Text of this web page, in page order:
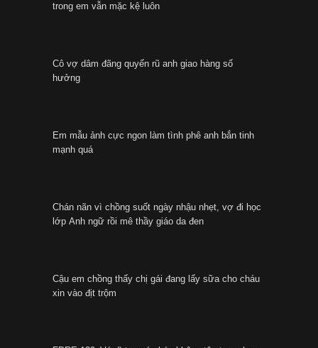
trong em vẫn mặc kệ luôn
Cô vợ dâm đãng quyến rũ anh giao hàng số
hưởng
Em mẫu ảnh cực ngon làm tình phê anh bắn tinh
mạnh quá
Chán nãn vì chồng suốt ngày nhậu nhẹt, vợ đi học
lớp Anh ngữ rồi mê thầy giáo da đen
Cậu em chồng thấy chị gái đang lấy sữa cho cháu
xin vào địt trộm